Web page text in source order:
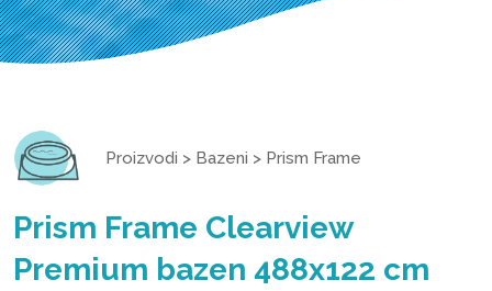
Proizvodi > Bazeni > Prism Frame
Prism Frame Clearview
Premium bazen 488x122 cm